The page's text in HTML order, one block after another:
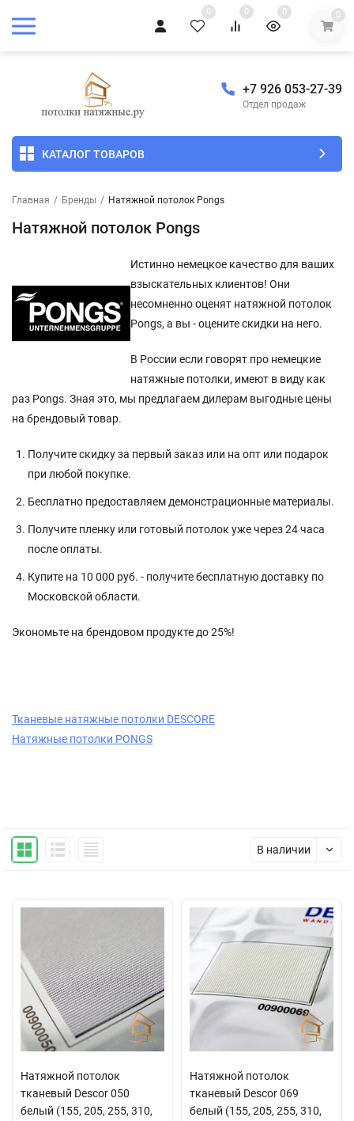
0 0 0 0
+7 926 053-27-39
Отдел продаж
КАТАЛОГ ТОВАРОВ
Главная / Бренды / Натяжной потолок Pongs
Натяжной потолок Pongs
Истинно немецкое качество для ваших
взыскательных клиентов! Они
несомненно оценят натяжной потолок
Pongs, а вы - оцените скидки на него.
В России если говорят про немецкие
натяжные потолки, имеют в виду как
раз Pongs. Зная это, мы предлагаем дилерам выгодные цены
на брендовый товар.
Получите скидку за первый заказ или на опт или подарок
при любой покупке.
Бесплатно предоставляем демонстрационные материалы.
Получите пленку или готовый потолок уже через 24 часа
после оплаты.
Купите на 10 000 руб. - получите бесплатную доставку по
Московской области.
Экономьте на брендовом продукте до 25%!
Тканевые натяжные потолки DESCORE
Натяжные потолки PONGS
В наличии
Натяжной потолок
тканевый Descor 050
белый (155, 205, 255, 310,
Натяжной потолок
тканевый Descor 069
белый (155, 205, 255, 310,